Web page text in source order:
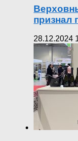
признал
28.12.2024